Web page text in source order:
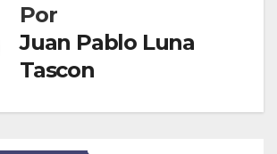
Por
Juan Pablo Luna
Tascon